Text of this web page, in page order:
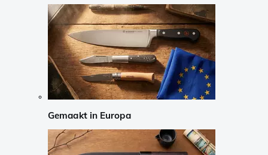
Gemaakt in Europa